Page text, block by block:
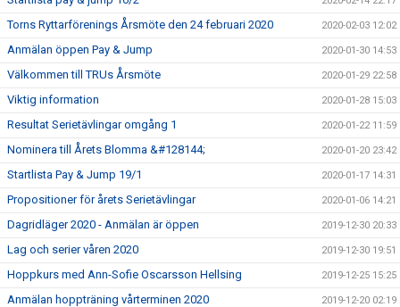
Torns Ryttarförenings Årsmöte den 24 februari 2020 2020-02-03 12:02
Anmälan öppen Pay & Jump 2020-01-30 14:53
Välkommen till TRUs Årsmöte 2020-01-29 22:58
Viktig information 2020-01-28 15:03
Resultat Serietävlingar omgång 1 2020-01-22 11:59
Nominera till Årets Blomma &#128144; 2020-01-20 23:42
Startlista Pay & Jump 19/1 2020-01-17 14:31
Propositioner för årets Serietävlingar 2020-01-06 14:21
Dagridläger 2020 - Anmälan är öppen 2019-12-30 20:33
Lag och serier våren 2020 2019-12-30 19:51
Hoppkurs med Ann-Sofie Oscarsson Hellsing 2019-12-25 15:25
Anmälan hoppträning vårterminen 2020 2019-12-20 02:19